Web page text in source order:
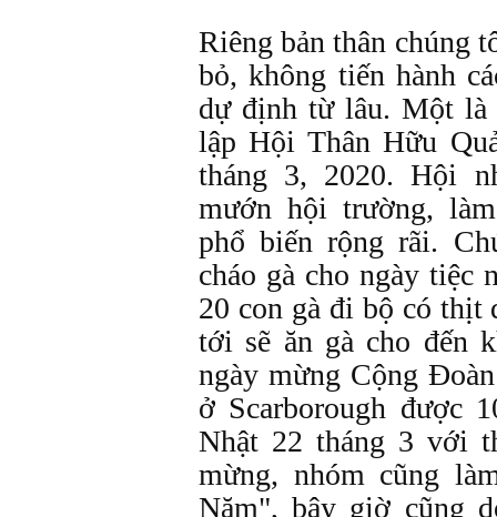
Riêng bản thân chúng
bỏ, không tiến hành
dự định từ lâu. Một là
lập Hội Thân Hữu
tháng 3, 2020. Hội
mướn hội trường,
phổ biến rộng rãi.
cháo gà cho ngày tiệc
20 con gà đi bộ có thịt
tới sẽ ăn gà cho đến
ngày mừng Cộng
ở Scarborough được
Nhật 22 tháng 3 với
mừng, nhóm cũng
Năm", bây giờ cũng